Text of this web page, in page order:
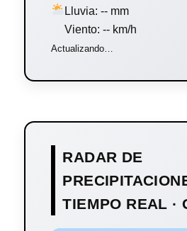
Lluvia: -- mm
Viento: -- km/h
Actualizando…
RADAR DE
TIEMPO REAL ·